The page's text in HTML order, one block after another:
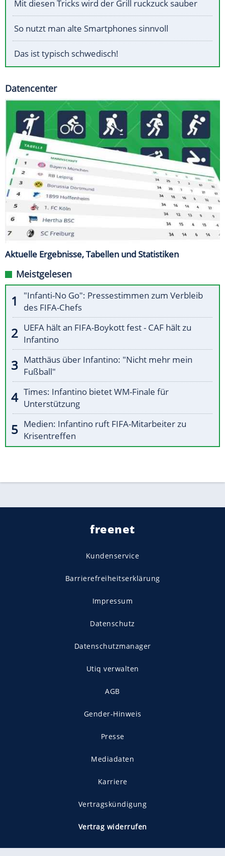
Mit diesen Tricks wird der Grill ruckzuck sauber
So nutzt man alte Smartphones sinnvoll
Das ist typisch schwedisch!
Datencenter
Aktuelle Ergebnisse, Tabellen und Statistiken
Meistgelesen
"Infanti-No Go": Pressestimmen zum Verbleib
des FIFA-Chefs
UEFA hält an FIFA-Boykott fest - CAF hält zu
Infantino
Matthäus über Infantino: "Nicht mehr mein
Fußball"
Times: Infantino bietet WM-Finale für
Unterstützung
Medien: Infantino ruft FIFA-Mitarbeiter zu
Krisentreffen
freenet
Kundenservice
Barrierefreiheitserklärung
Impressum
Datenschutz
Datenschutzmanager
Utiq verwalten
AGB
Gender-Hinweis
Presse
Mediadaten
Karriere
Vertragskündigung
Vertrag widerrufen